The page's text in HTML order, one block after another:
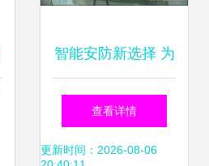
智能安防新选择 为
何速尔科技成为门
禁管理系统的首选
查看详情
更新时间：2026-08-06